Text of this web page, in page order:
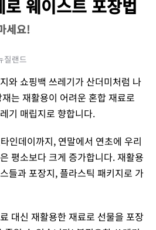
웨이스트 포장법
세요!
질랜드
와 쇼핑백 쓰레기가 산더미처럼 나
는 재활용이 어려운 혼합 재료로
기 매립지로 향합니다.
인데이까지, 연말에서 연초에 우리
평소보다 크게 증가합니다. 재활용
들과 포장지, 플라스틱 패키지로 가
대신 재활용한 재료로 선물을 포장